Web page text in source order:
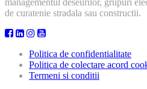
managementul deseurilor, grupuri
de curatenie stradala sau constructii.
Politica de confidentialitate
Politica de colectare acord
Termeni si conditii